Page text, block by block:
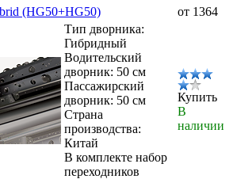
(HG50+HG50)
от 1364
Тип дворника:
Гибридный
Водительский
дворник: 50 см
Пассажирский
дворник: 50 см
Страна
производства:
Китай
В комплекте набор
переходников
Купить
В
наличии